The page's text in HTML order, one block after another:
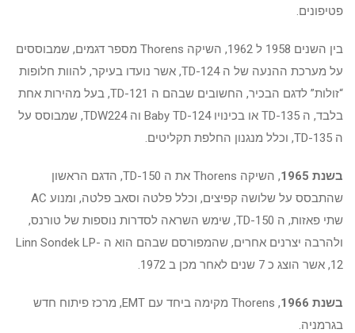
פטיפונים.
בין השנים 1958 ל 1962, השיקה Thorens מספר דגמים, שמבוססים
על מערכת ההנעה של ה TD-124, אשר נועדו בעיקר, להוות חלופות
“זולות” לדגם הבכיר, החשובים שבהם ה TD-121, בעל מהירות אחת
בלבד, ה TD-135 או בכינויו Baby TD-124 וה TDW224, שמבוסס על
ה TD-135, וכלל מנגנון החלפת תקליטים.
בשנת 1965
, השיקה Thorens את ה TD-150, הדגם הראשון
שהתבסס על שלושה קפיצים, וכלל פלטה וסאב פלטה, ומנוע AC
שתי פאזות, ה TD-150, שימש השראה לסדרות נוספות של טורנס,
ולהרבה יצרנים אחרים, שהמפורסם שבהם הוא ה Linn Sondek LP-
12, אשר הוצג כ 7 שנים לאחר מכן ב 1972.
בשנת 1966
, Thorens מקימה ביחד עם EMT, מרכז פיתוח חדש
בגרמניה.